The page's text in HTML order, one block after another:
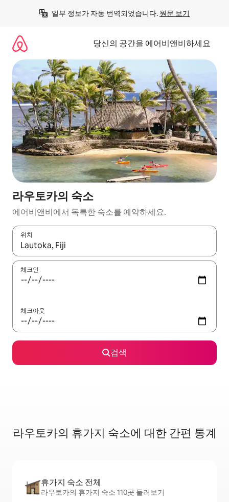
일부 정보가 자동 번역되었습니다. 원문 보기
당신의 공간을 에어비앤비하세요
라우토카의 숙소
에어비앤비에서 독특한 숙소를 예약하세요.
위치
결과가 나오면 위·아래 화살표 키를 사용하거나 터치 또는 스와이
체크인
체크아웃
검색
라우토카의 휴가지 숙소에 대한 간편 통계
휴가지 숙소 전체
라우토카의 휴가지 숙소 110곳 둘러보기